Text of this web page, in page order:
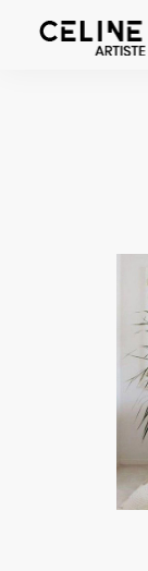
EXPOSITIONS